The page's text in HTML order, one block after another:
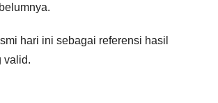
hari ini sebagai referensi hasil
valid.